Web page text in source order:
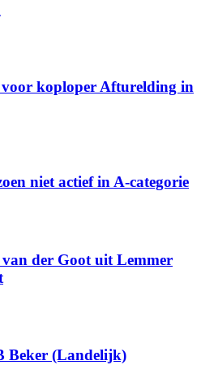
koploper Afturelding in
niet actief in A-categorie
der Goot uit Lemmer
Beker (Landelijk)